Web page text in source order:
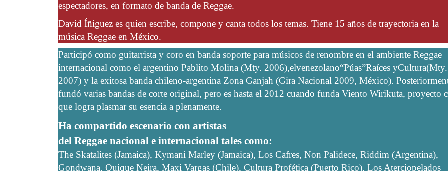
espectadores, en formato de banda de Reggae.
David Íñiguez es quien escribe, compone y canta todos los temas. Tiene 15 años de trayectoria en la
música Reggae en México.
Participó como guitarrista y coro en banda soporte para músicos de renombre en el ambiente Reggae
internacional como el argentino Pablito Molina (Mty. 2006),elvenezolano“Púas”Raíces yCultura(Mty.
2007) y la exitosa banda chileno-argentina Zona Ganjah (Gira Nacional 2009, México).
fundó varias bandas de corte original, pero es hasta el 2012 cuando funda Viento Wirikuta, proyecto
que logra plasmar su esencia a plenamente.
Ha compartido escenario con artistas
del Reggae nacional e internacional tales como:
The Skatalites (Jamaica), Kymani Marley (Jamaica), Los Cafres, Non Palidece, Riddim (Argentina),
Gondwana, Quique Neira, Maxi Vargas (Chile), Cultura Profética (Puerto Rico), Los Aterciopelados